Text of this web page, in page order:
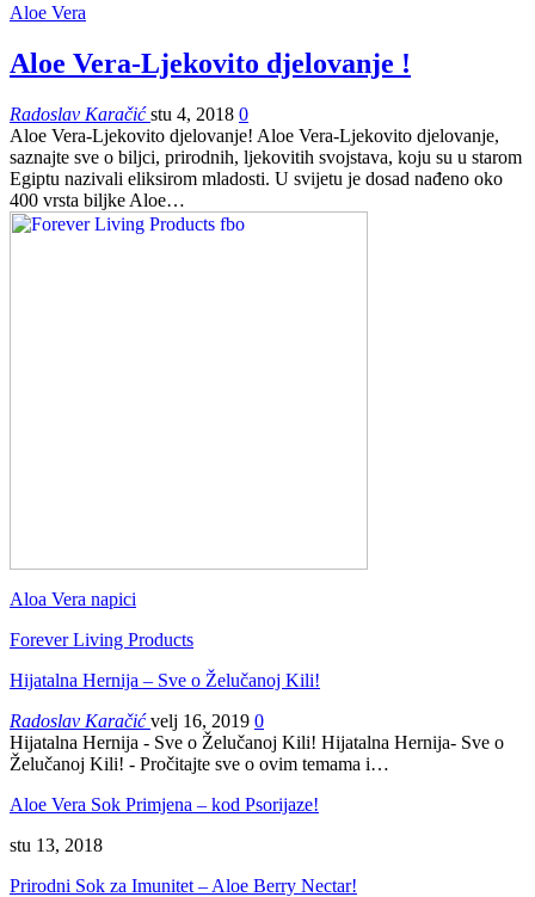
Aloe Vera
Aloe Vera-Ljekovito djelovanje !
Radoslav Karačićstu 4, 2018 0
Aloe Vera-Ljekovito djelovanje! Aloe Vera-Ljekovito djelovanje,
saznajte sve o biljci, prirodnih, ljekovitih svojstava, koju su u starom
Egiptu nazivali eliksirom mladosti. U svijetu je dosad nađeno oko
400 vrsta biljke Aloe…
Aloa Vera napici
Forever Living Products
Hijatalna Hernija – Sve o Želučanoj Kili!
Radoslav Karačićvelj 16, 2019 0
Hijatalna Hernija - Sve o Želučanoj Kili! Hijatalna Hernija- Sve o
Želučanoj Kili! - Pročitajte sve o ovim temama i…
Aloe Vera Sok Primjena – kod Psorijaze!
stu 13, 2018
Prirodni Sok za Imunitet – Aloe Berry Nectar!